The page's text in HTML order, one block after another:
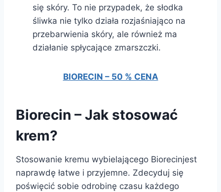
się skóry. To nie przypadek, że słodka
śliwka nie tylko działa rozjaśniająco na
przebarwienia skóry, ale również ma
działanie spłycające zmarszczki.
BIORECIN – 50 % CENA
Biorecin – Jak stosować
krem?
Stosowanie kremu wybielającego Biorecinjest
naprawdę łatwe i przyjemne. Zdecyduj się
poświęcić sobie odrobinę czasu każdego